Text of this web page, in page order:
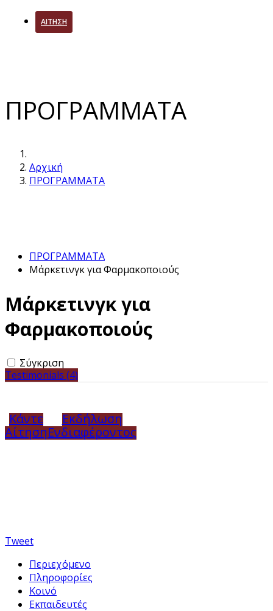
ΑΙΤΗΣΗ
ΠΡΟΓΡΑΜΜΑΤΑ
Αρχική
ΠΡΟΓΡΑΜΜΑΤΑ
ΠΡΟΓΡΑΜΜΑΤΑ
Μάρκετινγκ για Φαρμακοποιούς
Μάρκετινγκ για
Φαρμακοποιούς
Σύγκριση
Testimonials (4)
Κάντε
Αίτηση
Εκδήλωση
Ενδιαφέροντος
Tweet
Περιεχόμενο
Πληροφορίες
Κοινό
Εκπαιδευτές